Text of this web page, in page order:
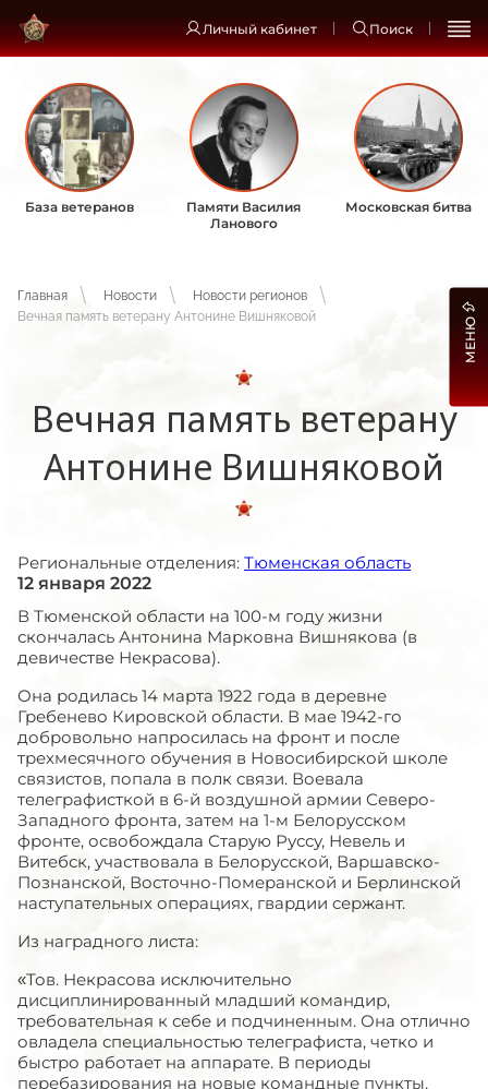
Личный кабинет Поиск
База ветеранов
Памяти Василия
Ланового
Московская битва
Главная Новости
Новости регионов
Вечная память ветерану Антонине Вишняковой
Вечная память ветерану
Антонине Вишняковой
Региональные отделения: Тюменская область
12 января 2022
В Тюменской области на 100-м году жизни
скончалась Антонина Марковна Вишнякова (в
девичестве Некрасова).
Она родилась 14 марта 1922 года в деревне
Гребенево Кировской области. В мае 1942-го
добровольно напросилась на фронт и после
трехмесячного обучения в Новосибирской школе
связистов, попала в полк связи. Воевала
телеграфисткой в 6-й воздушной армии Северо-
Западного фронта, затем на 1-м Белорусском
фронте, освобождала Старую Руссу, Невель и
Витебск, участвовала в Белорусской, Варшавско-
Познанской, Восточно-Померанской и Берлинской
наступательных операциях, гвардии сержант.
Из наградного листа:
«Тов. Некрасова исключительно
дисциплинированный младший командир,
требовательная к себе и подчиненным. Она отлично
овладела специальностью телеграфиста, четко и
быстро работает на аппарате. В периоды
перебазирования на новые командные пункты,
МЕНЮ